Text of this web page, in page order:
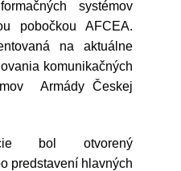
systémov
pobočkou AFCEA.
na aktuálne
komunikačných
Armády Českej
bol otvorený
predstavení hlavných